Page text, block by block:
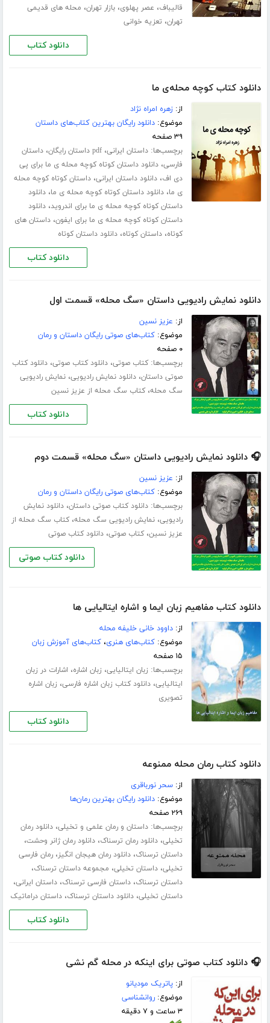
قالیباف، عصر پهلوی،بازار تهران، محله های قدیمی
تهران، تعزیه خوانی
دانلود کتاب
دانلود کتاب کوچه محله‌ی ما
از:زهره امراه نژاد
موضوع:دانلود رایگان بهترین کتاب‌های داستان
۳۹ صفحه
برچسب‌ها:داستان ایرانی،pdf داستان رایگان ،داستان
فارسی،دانلود داستان کوتاه کوچه محله ی ما برای پی
دی اف،دانلود داستان ایرانی،داستان کوتاه کوچه محله
ی ما،دانلود داستان کوتاه کوچه محله ی ما،دانلود
داستان کوتاه کوچه محله ی ما برای اندروید،دانلود
داستان کوتاه کوچه محله ی ما برای ایفون،داستان های
کوتاه،داستان کوتاه،دانلود داستان کوتاه
دانلود کتاب
دانلود نمایش رادیویی داستان «سگ محله» قسمت اول
از: عزیز نسین
موضوع:کتاب‌های صوتی رایگان داستان و رمان
۰ صفحه
برچسب‌ها:کتاب صوتی،دانلود کتاب صوتی،دانلود کتاب
صوتی داستان،دانلود نمایش رادیویی،نمایش رادیویی
سگ محله،کتاب سگ محله از عزیز نسین
دانلود کتاب
🎧 دانلود نمایش رادیویی داستان «سگ محله» قسمت دوم
از: عزیز نسین
موضوع:کتاب‌های صوتی رایگان داستان و رمان
برچسب‌ها:دانلود کتاب صوتی داستان،دانلود نمایش
رادیویی،نمایش رادیویی سگ محله،کتاب سگ محله از
عزیز نسین،کتاب صوتی،دانلود کتاب صوتی
دانلود کتاب صوتی
دانلود کتاب مفاهیم زبان ایما و اشاره ایتالیایی ها
از:داوود خانی خلیفه محله
موضوع:کتاب‌های هنری،کتاب‌های آموزش زبان
۱۵ صفحه
برچسب‌ها: زبان ایتالیایی، زبان اشاره، اشارات در زبان
ایتالیایی،دانلود کتاب زبان اشاره فارسی، زبان اشاره
تصویری
دانلود کتاب
دانلود کتاب رمان محله ممنوعه
از:سحر نورباقری
موضوع:دانلود رایگان بهترین رمان‌ها
۲۶۹ صفحه
برچسب‌ها:داستان و رمان علمی و تخیلی،دانلود رمان
تخیلی،دانلود رمان ترسناک،دانلود رمان ژانر وحشت،
داستان ترسناک،دانلود رمان هیجان انگیز،رمان فارسی
تخیلی،داستان تخیلی، مجموعه داستان ترسناک،
داستان ترسناک،داستان فارسی ترسناک،داستان ایرانی،
داستان تخیلی،دانلود داستان ترسناک،داستان دراماتیک
دانلود کتاب
🎧 دانلود کتاب صوتی برای اینکه در محله گم نشی
از:پاتریک مودیانو
موضوع:روانشناسی
۳ ساعت و ۷ دقیقه